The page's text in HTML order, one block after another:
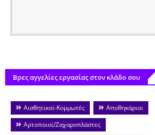
Βρες αγγελίες εργασίας στον κλάδο σου
Αισθητικοί-Κομμωτές
Αποθηκάριοι
Αρτοποιοί/Ζαχαροπλάστες